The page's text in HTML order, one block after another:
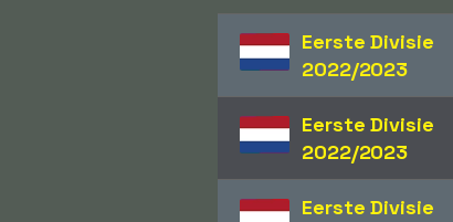
Eerste Divisie
2022/2023
Eerste Divisie
2022/2023
Eerste Divisie